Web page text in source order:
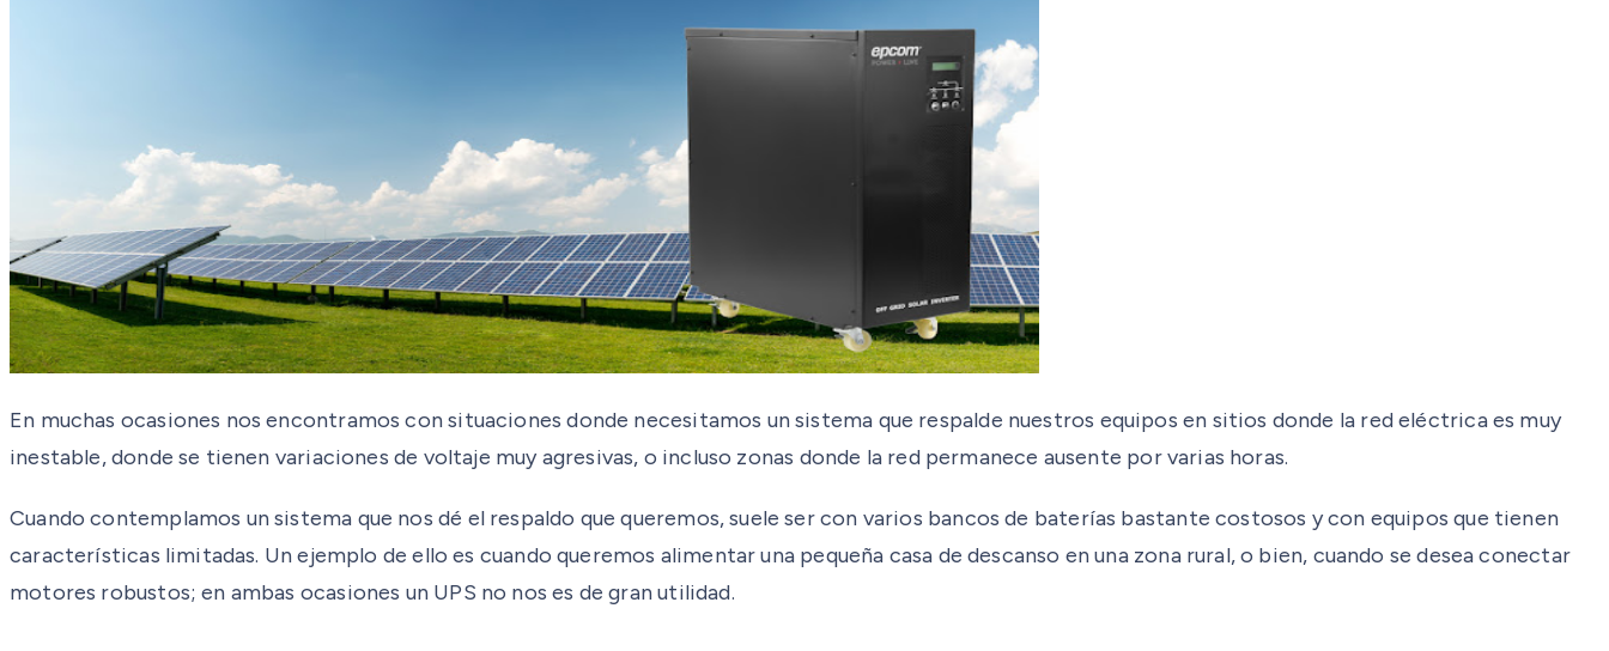
En muchas ocasiones nos encontramos con situaciones donde necesitamos un sistema que respalde nuestros equipos en sitios donde la red eléctrica es muy
inestable, donde se tienen variaciones de voltaje muy agresivas, o incluso zonas donde la red permanece ausente por varias horas.
Cuando contemplamos un sistema que nos dé el respaldo que queremos, suele ser con varios bancos de baterías bastante costosos y con equipos que tienen
características limitadas. Un ejemplo de ello es cuando queremos alimentar una pequeña casa de descanso en una zona rural, o bien, cuando se desea conectar
motores robustos; en ambas ocasiones un UPS no nos es de gran utilidad.